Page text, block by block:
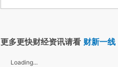
更多更快财经资讯请看 财新一线
Loading...